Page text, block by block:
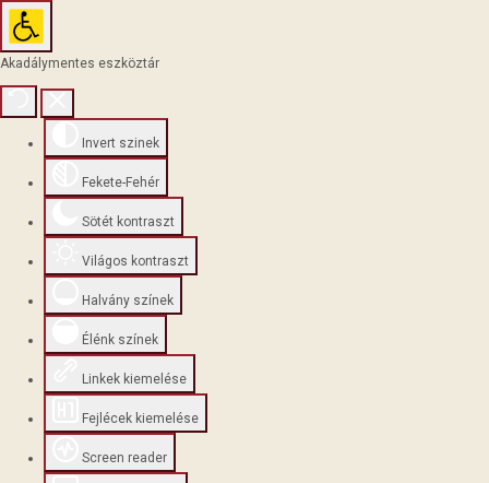
Akadálymentes eszköztár
Invert szinek
Fekete-Fehér
Sötét kontraszt
Világos kontraszt
Halvány színek
Élénk színek
Linkek kiemelése
Fejlécek kiemelése
Screen reader